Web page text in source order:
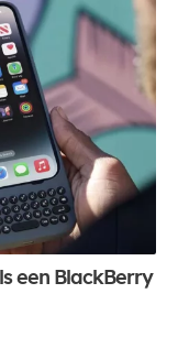
een BlackBerry